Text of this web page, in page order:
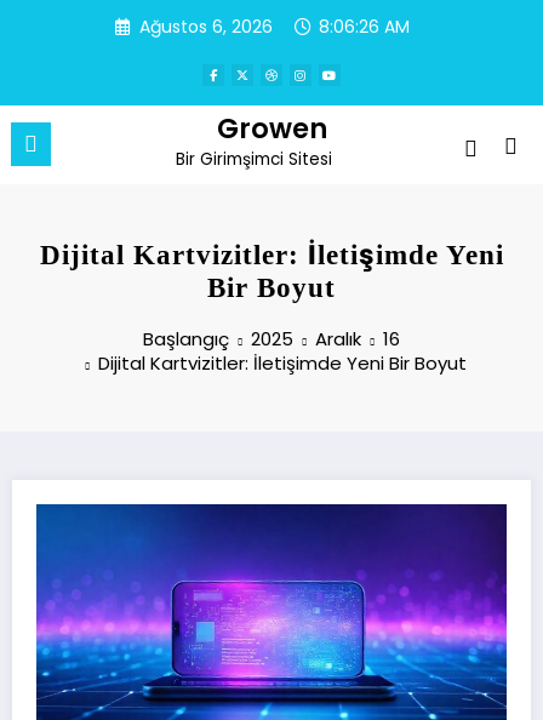
Ağustos 6, 2026 8:06:26 AM
Growen
Bir Girimşimci Sitesi
Dijital Kartvizitler: İletişimde Yeni
Bir Boyut
Başlangıç 2025 Aralık
16
Dijital Kartvizitler: İletişimde Yeni Bir Boyut